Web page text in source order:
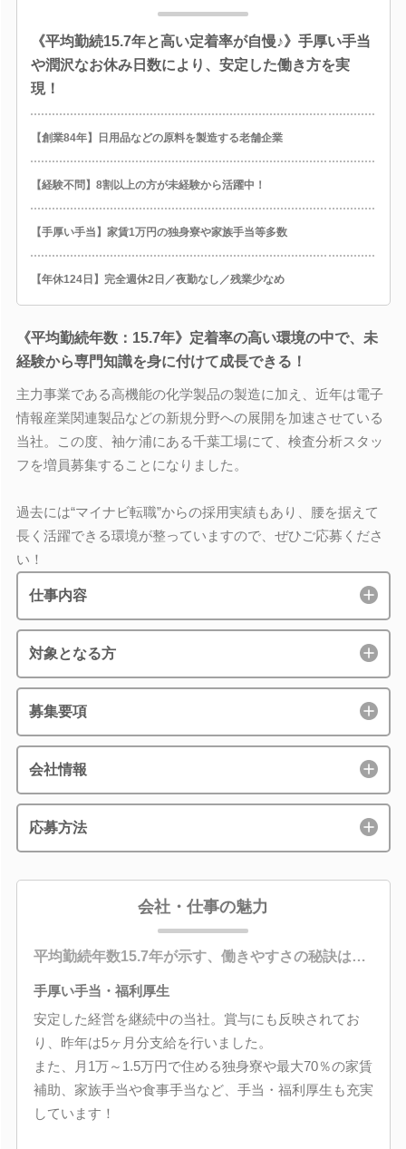
《平均勤続15.7年と高い定着率が自慢♪》手厚い手当
や潤沢なお休み日数により、安定した働き方を実
現！
【創業84年】日用品などの原料を製造する老舗企業
【経験不問】8割以上の方が未経験から活躍中！
【手厚い手当】家賃1万円の独身寮や家族手当等多数
【年休124日】完全週休2日／夜勤なし／残業少なめ
《平均勤続年数：15.7年》定着率の高い環境の中で、未
経験から専門知識を身に付けて成長できる！
主力事業である高機能の化学製品の製造に加え、近年は電子
情報産業関連製品などの新規分野への展開を加速させている
当社。この度、袖ケ浦にある千葉工場にて、検査分析スタッ
フを増員募集することになりました。
過去には“マイナビ転職”からの採用実績もあり、腰を据えて
長く活躍できる環境が整っていますので、ぜひご応募くださ
い！
仕事内容
対象となる方
募集要項
会社情報
応募方法
会社・仕事の魅力
平均勤続年数15.7年が示す、働きやすさの秘訣は…
手厚い手当・福利厚生
安定した経営を継続中の当社。賞与にも反映されてお
り、昨年は5ヶ月分支給を行いました。
また、月1万～1.5万円で住める独身寮や最大70％の家賃
補助、家族手当や食事手当など、手当・福利厚生も充実
しています！